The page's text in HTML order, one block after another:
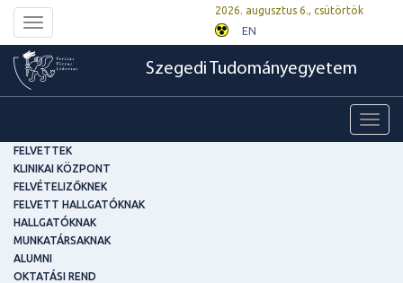
Toggle
navigation
2026. augusztus 6., csütörtök
EN
Szegedi Tudományegyetem
FELVETTEK
KLINIKAI KÖZPONT
FELVÉTELIZŐKNEK
FELVETT HALLGATÓKNAK
HALLGATÓKNAK
MUNKATÁRSAKNAK
ALUMNI
OKTATÁSI REND